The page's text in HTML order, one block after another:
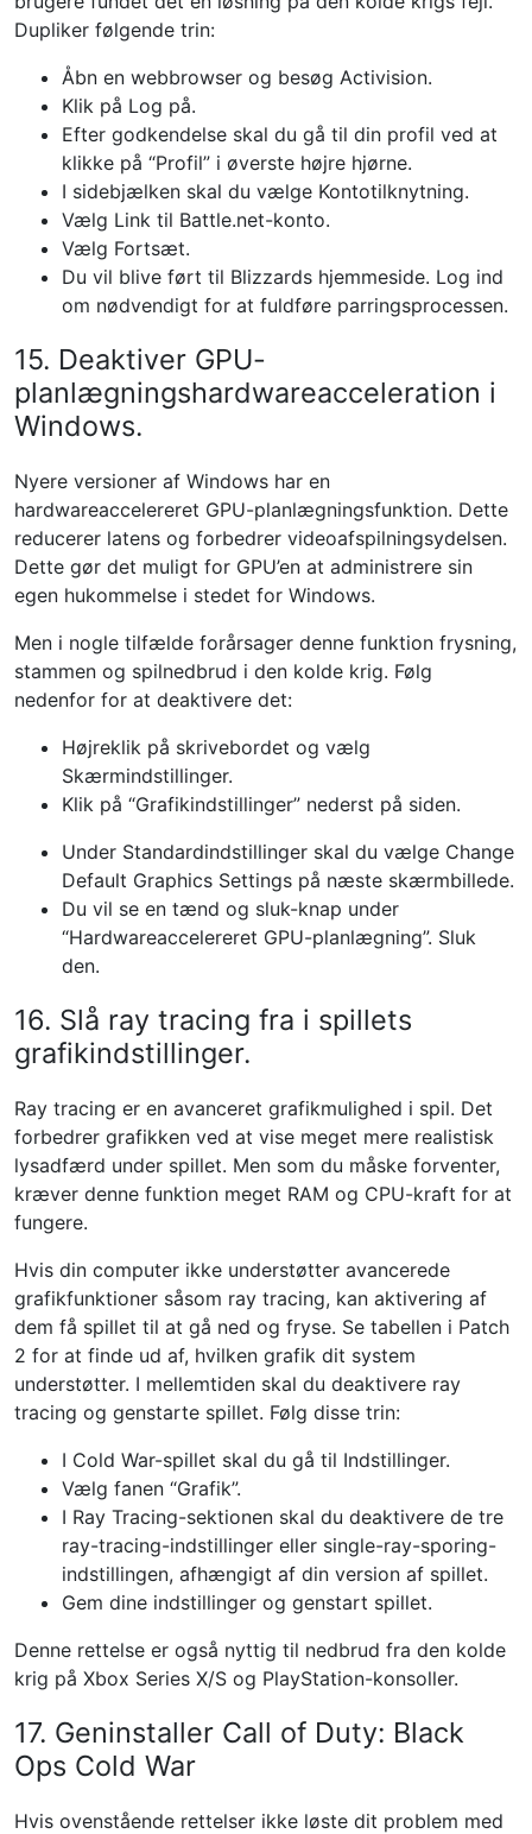
Dupliker følgende trin:
Åbn en webbrowser og besøg Activision.
Klik på Log på.
Efter godkendelse skal du gå til din profil ved at
klikke på “Profil” i øverste højre hjørne.
I sidebjælken skal du vælge Kontotilknytning.
Vælg Link til Battle.net-konto.
Vælg Fortsæt.
Du vil blive ført til Blizzards hjemmeside. Log ind
om nødvendigt for at fuldføre parringsprocessen.
15. Deaktiver GPU-
planlægningshardwareacceleration i
Windows.
Nyere versioner af Windows har en
hardwareaccelereret GPU-planlægningsfunktion. Dette
reducerer latens og forbedrer videoafspilningsydelsen.
Dette gør det muligt for GPU’en at administrere sin
egen hukommelse i stedet for Windows.
Men i nogle tilfælde forårsager denne funktion frysning,
stammen og spilnedbrud i den kolde krig. Følg
nedenfor for at deaktivere det:
Højreklik på skrivebordet og vælg
Skærmindstillinger.
Klik på “Grafikindstillinger” nederst på siden.
Under Standardindstillinger skal du vælge Change
Default Graphics Settings på næste skærmbillede.
Du vil se en tænd og sluk-knap under
“Hardwareaccelereret GPU-planlægning”. Sluk
den.
16. Slå ray tracing fra i spillets
grafikindstillinger.
Ray tracing er en avanceret grafikmulighed i spil. Det
forbedrer grafikken ved at vise meget mere realistisk
lysadfærd under spillet. Men som du måske forventer,
kræver denne funktion meget RAM og CPU-kraft for at
fungere.
Hvis din computer ikke understøtter avancerede
grafikfunktioner såsom ray tracing, kan aktivering af
dem få spillet til at gå ned og fryse. Se tabellen i Patch
2 for at finde ud af, hvilken grafik dit system
understøtter. I mellemtiden skal du deaktivere ray
tracing og genstarte spillet. Følg disse trin:
I Cold War-spillet skal du gå til Indstillinger.
Vælg fanen “Grafik”.
I Ray Tracing-sektionen skal du deaktivere de tre
ray-tracing-indstillinger eller single-ray-sporing-
indstillingen, afhængigt af din version af spillet.
Gem dine indstillinger og genstart spillet.
Denne rettelse er også nyttig til nedbrud fra den kolde
krig på Xbox Series X/S og PlayStation-konsoller.
17. Geninstaller Call of Duty: Black
Ops Cold War
Hvis ovenstående rettelser ikke løste dit problem med